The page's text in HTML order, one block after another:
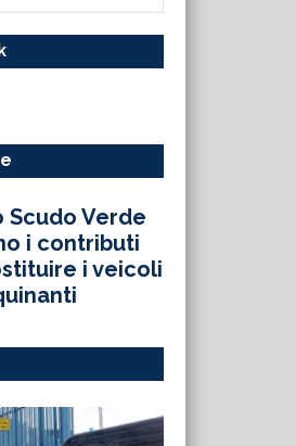
Scudo Verde
i contributi
i veicoli